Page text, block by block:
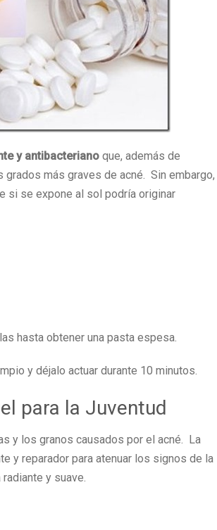
y antibacteriano que, además de
más graves de acné. Sin embargo,
si se expone al sol podría originar
hasta obtener una pasta espesa.
y déjalo actuar durante 10 minutos.
para la Juventud
y los granos causados por el acné. La
y reparador para atenuar los signos de la
y suave.